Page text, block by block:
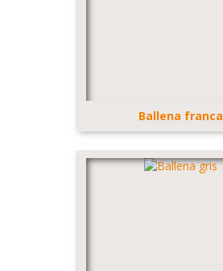
Ballena franca